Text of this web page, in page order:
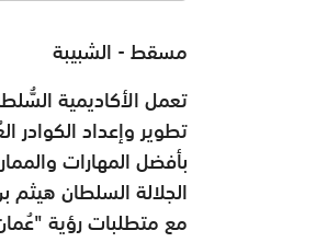
مسقط - الشبيبة
تعمل الأكاديمية
تطوير وإعداد الكوادر
بأفضل المهارات
الجلالة السلطان
مع متطلبات رؤية "عُمان